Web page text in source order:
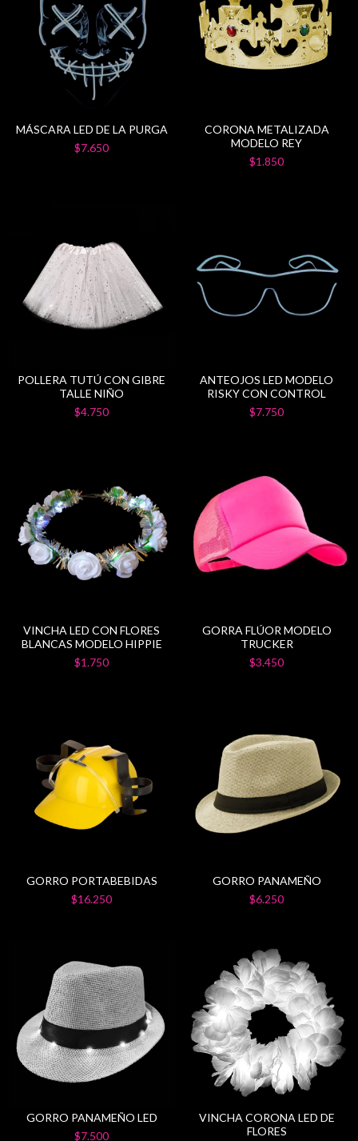
MÁSCARA LED DE LA PURGA
$7.650
CORONA METALIZADA
MODELO REY
$1.850
POLLERA TUTÚ CON GIBRE
TALLE NIÑO
$4.750
ANTEOJOS LED MODELO
RISKY CON CONTROL
$7.750
VINCHA LED CON FLORES
BLANCAS MODELO HIPPIE
$1.750
GORRA FLÚOR MODELO
TRUCKER
$3.450
GORRO PORTABEBIDAS
$16.250
GORRO PANAMEÑO
$6.250
GORRO PANAMEÑO LED
$7.500
VINCHA CORONA LED DE
FLORES